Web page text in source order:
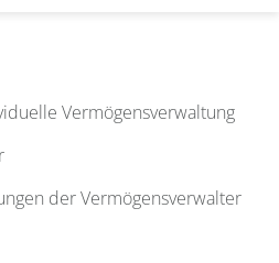
Vermögensverwaltung
der Vermögensverwalter